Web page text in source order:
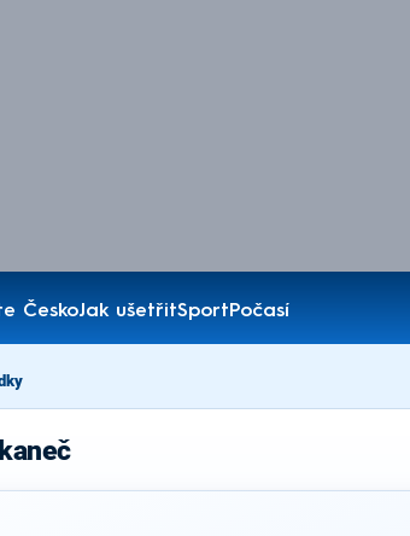
ČeskoJak ušetřitSportPočasí